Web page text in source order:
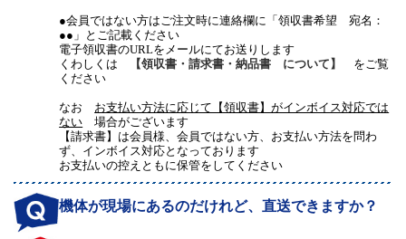
●会員ではない方はご注文時に連絡欄に「領収書希望 宛名：
●●」とご記載ください
電子領収書のURLをメールにてお送りします
くわしくは
【領収書・請求書・納品書 について】
をご覧
ください
なお お支払い方法に応じて【領収書】がインボイス対応では
ない 場合がございます
【請求書】は会員様、会員ではない方、お支払い方法を問わ
ず、インボイス対応となっております
お支払いの控えともに保管をしてください
機体が現場にあるのだけれど、直送できますか？